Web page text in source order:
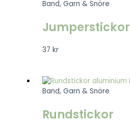
Band, Garn & Snöre
Jumperstickor
37 kr
Band, Garn & Snöre
Rundstickor